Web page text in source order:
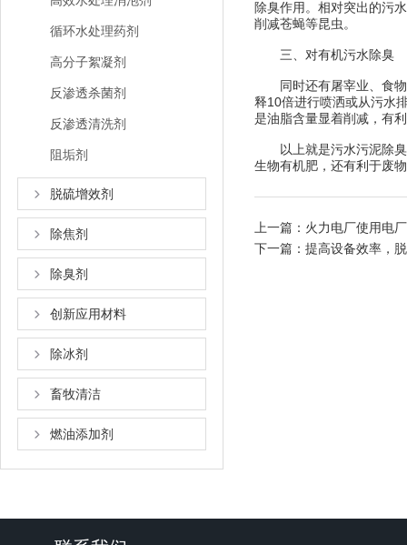
循环水处理药剂
高分子絮凝剂
反渗透杀菌剂
反渗透清洗剂
阻垢剂
脱硫增效剂
除焦剂
除臭剂
创新应用材料
除冰剂
畜牧清洁
燃油添加剂
除臭作用。相对突出的污
削减苍蝇等昆虫。
三、对有机污水除臭
同时还有屠宰业、食物
释10倍进行喷洒或从污水
是油脂含量显着削减，有
以上就是污水污泥除臭
生物有机肥，还有利于废
上一篇： 火力电厂使用电
下一篇： 提高设备效率，